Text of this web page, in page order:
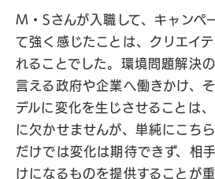
M・Sさんが入職して、キャンペ
て強く感じたことは、クリエイ
れることでした。環境問題解決
言える政府や企業へ働きかけ、
デルに変化を生じさせることは
に欠かせませんが、単純にこち
だけでは変化は期待できず、相
けになるものを提供することが